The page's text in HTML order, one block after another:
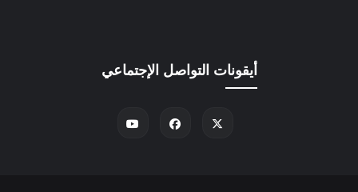
أيقونات التواصل الإجتماعي